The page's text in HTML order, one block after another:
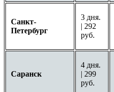
Санкт-
Петербург
3 дня.
| 292
руб.
Саранск
4 дня.
| 299
руб.